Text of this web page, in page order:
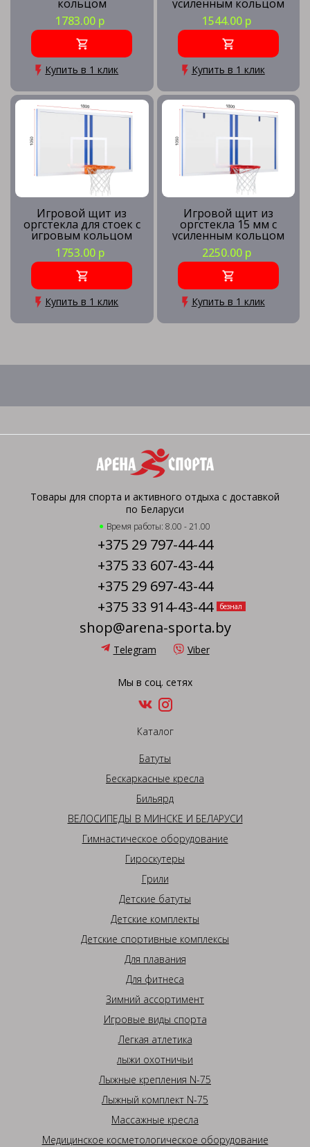
кольцом
1783.00 р
Купить в 1 клик
усиленным кольцом
1544.00 р
Купить в 1 клик
Игровой щит из
оргстекла для стоек с
игровым кольцом
1753.00 р
Купить в 1 клик
Игровой щит из
оргстекла 15 мм с
усиленным кольцом
2250.00 р
Купить в 1 клик
Товары для спорта и активного отдыха с доставкой
по Беларуси
Время работы: 8.00 - 21.00
+375 29 797-44-44
+375 33 607-43-44
+375 29 697-43-44
+375 33 914-43-44
безнал
shop@arena-sporta.by
Telegram Viber
Мы в соц. сетях
Каталог
Батуты
Бескаркасные кресла
Бильярд
ВЕЛОСИПЕДЫ В МИНСКЕ И БЕЛАРУСИ
Гимнастическое оборудование
Гироскутеры
Грили
Детские батуты
Детские комплекты
Детские спортивные комплексы
Для плавания
Для фитнеса
Зимний ассортимент
Игровые виды спорта
Легкая атлетика
лыжи охотничьи
Лыжные крепления N-75
Лыжный комплект N-75
Массажные кресла
Медицинское косметологическое оборудование